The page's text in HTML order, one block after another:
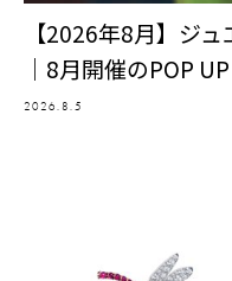
【2026年8月】ジ
｜8月開催のPOP
2026.8.5